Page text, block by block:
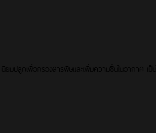
ปลูกเพื่อกรองสารพิษและเพิ่มความชื้นในอากาศ เป็